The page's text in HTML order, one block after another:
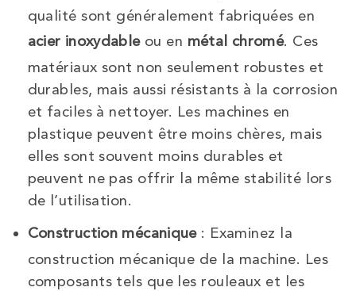
qualité sont généralement fabriquées en
acier inoxydableou en métal chromé. Ces
matériaux sont non seulement robustes et
durables, mais aussi résistants à la corrosion
et faciles à nettoyer. Les machines en
plastique peuvent être moins chères, mais
elles sont souvent moins durables et
peuvent ne pas offrir la même stabilité lors
de l’utilisation.
Construction mécanique: Examinez la
construction mécanique de la machine. Les
composants tels que les rouleaux et les